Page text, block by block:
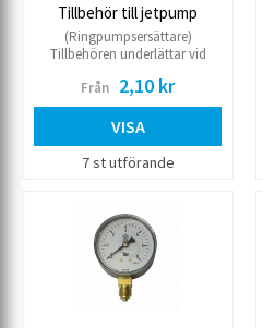
Tillbehör till jetpump
(Ringpumpsersättare)
Tillbehören underlättar vid
vattenringpump.
Från 2,10 kr
VISA
7 st utförande